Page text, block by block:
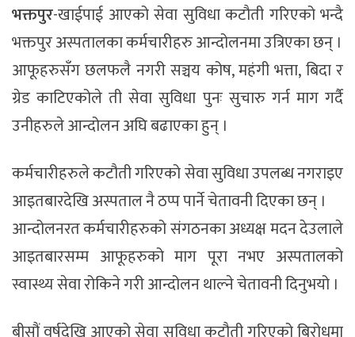
भक्तपुर-खाईपाई आएको सेवा सुविधा कटौती गरिएको भन्दै
भक्तपुर अस्पतालका कर्मचारीहरु आन्दोलनमा उत्रिएका छन् ।
आफूहरुसँग छलफलै नगरी सञ्चय कोष, महंगी भत्ता, बिदा र
ग्रेड काटिएकोले ती सेवा सुविधा पुनः सुचारु गर्न माग गर्दै
उनीहरुले आन्दोलन अघि बढाएका हुन् ।
कर्मचारीहरुले कटौती गरिएको सेवा सुविधा उपलब्ध नगराइए
आइतबारदेखि अस्पताल नै ठप्प पार्ने चेतावनी दिएका छन् ।
आन्दोलनरत कर्मचारीहरुको संगठनका अध्यक्ष मदन देउलाले
आइतबारसम्म आफूहरुको माग पूरा नभए अस्पतालको
स्वास्थ्य सेवा रोकिने गरी आन्दोलन थाल्ने चेतावनी दिनुभयो ।